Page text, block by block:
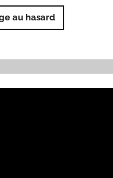
au hasard